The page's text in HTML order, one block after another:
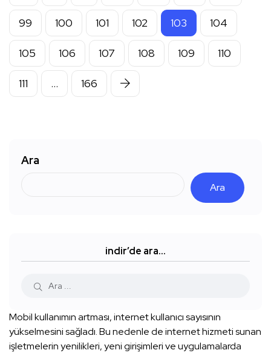
99 100 101 102 103 104
105 106 107 108 109 110
111 … 166
Ara
Ara
indir’de ara…
Mobil kullanımın artması, internet kullanıcı sayısının
yükselmesini sağladı. Bu nedenle de internet hizmeti sunan
işletmelerin yenilikleri, yeni girişimleri ve uygulamalarda